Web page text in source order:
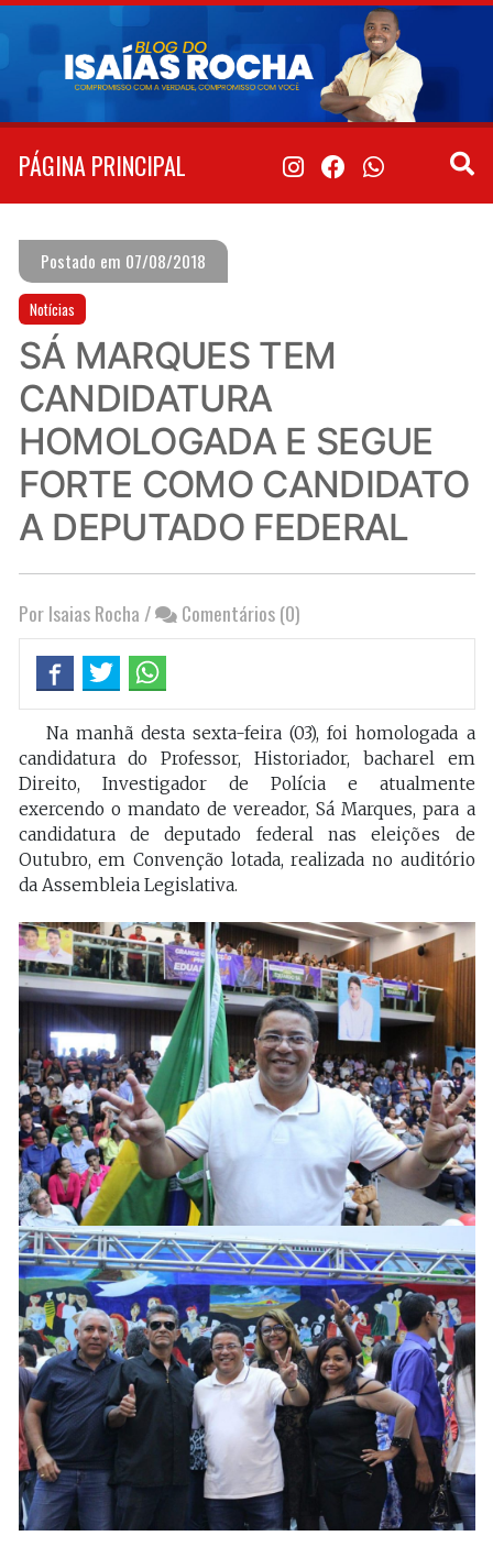
Pular
conteúdo
PÁGINA PRINCIPAL
Postado em 07/08/2018
Notícias
SÁ MARQUES TEM
CANDIDATURA
HOMOLOGADA E SEGUE
FORTE COMO CANDIDATO
A DEPUTADO FEDERAL
Por Isaias Rocha / Comentários (0)
Na manhã desta sexta-feira (03), foi homologada a
candidatura do Professor, Historiador, bacharel em
Direito, Investigador de Polícia e atualmente
exercendo o mandato de vereador, Sá Marques, para a
candidatura de deputado federal nas eleições de
Outubro, em Convenção lotada, realizada no auditório
da Assembleia Legislativa.